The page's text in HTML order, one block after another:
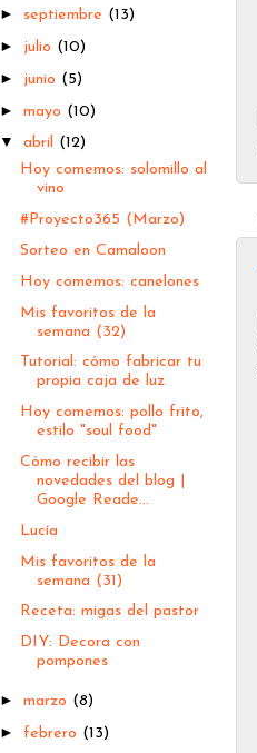
► septiembre (13)
► julio (10)
► junio (5)
►mayo (10)
▼abril (12)
Hoy comemos: solomillo al
vino
#Proyecto365 (Marzo)
Sorteo en Camaloon
Hoy comemos: canelones
Mis favoritos de la
semana (32)
Tutorial: cómo fabricar tu
propia caja de luz
Hoy comemos: pollo frito,
estilo "soul food"
Cómo recibir las
novedades del blog |
Google Reade...
Lucía
Mis favoritos de la
semana (31)
Receta: migas del pastor
DIY: Decora con
pompones
►marzo (8)
► febrero (13)